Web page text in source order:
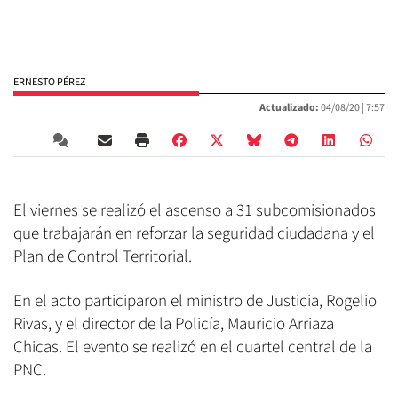
ERNESTO PÉREZ
Actualizado:04/08/20 |7:57
El viernes se realizó el ascenso a 31 subcomisionados
que trabajarán en reforzar la seguridad ciudadana y el
Plan de Control Territorial.
En el acto participaron el ministro de Justicia, Rogelio
Rivas, y el director de la Policía, Mauricio Arriaza
Chicas. El evento se realizó en el cuartel central de la
PNC.